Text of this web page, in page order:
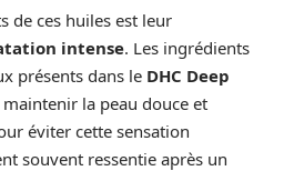
de ces huiles est leur
intense. Les ingrédients
présents dans le DHC Deep
la peau douce et
éviter cette sensation
souvent ressentie après un